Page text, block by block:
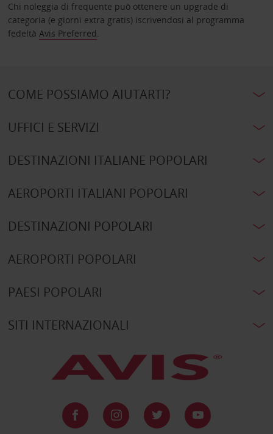
Chi noleggia di frequente può ottenere un upgrade di
categoria (e giorni extra gratis) iscrivendosi al programma
fedeltà Avis Preferred.
COME POSSIAMO AIUTARTI?
UFFICI E SERVIZI
DESTINAZIONI ITALIANE POPOLARI
AEROPORTI ITALIANI POPOLARI
DESTINAZIONI POPOLARI
AEROPORTI POPOLARI
PAESI POPOLARI
SITI INTERNAZIONALI